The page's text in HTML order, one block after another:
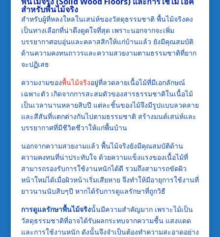
สำหรับพื้นไม้จริง
สำหรับผู้ที่หลงใหลในเสน่ห์ของวัสดุธรรมชาติ พื้นไม้จริงคง
เป็นทางเลือกที่น่าดึงดูดใจที่สุด เพราะนอกจากจะเพิ่ม
บรรยากาศอบอุ่นและคลาสสิกให้แก่บ้านแล้ว ยังมีคุณสมบัติ
ด้านความคงทนถาวรและความสวยงามตามธรรมชาติที่ยาก
จะปฏิเสธ
ความงามของพื้นไม้จริงอยู่ที่ลวดลายเนื้อไม้ที่มีเอกลักษณ์
เฉพาะตัว เกิดจากการสะสมตัวของสารธรรมชาติในเนื้อไม้
เป็นเวลานานหลายสิบปี แต่ละชิ้นของไม้จึงมีรูปแบบลวดลาย
และสีสันที่แตกต่างกันไปตามธรรมชาติ สร้างมนต์เสน่ห์และ
บรรยากาศที่มีชีวิตชีวาให้แก่พื้นบ้าน
นอกจากความสวยงามแล้ว พื้นไม้จริงยังมีคุณสมบัติด้าน
ความคงทนที่น่าประทับใจ ด้วยความแข็งแรงของเนื้อไม้ที่
สามารถรองรับการใช้งานหนักได้ดี รวมถึงสามารถขัดผิว
หน้าใหม่ได้เมื่อผิวหน้าเริ่มเสียหาย จึงทำให้มีอายุการใช้งานที่
ยาวนานนับสิบๆปี หากได้รับการดูแลรักษาที่ถูกวิธี
การดูแลรักษาพื้นไม้จริงนั้นมีความสำคัญมาก เพราะไม้เป็น
วัสดุธรรมชาติที่อาจได้รับผลกระทบจากความชื้น แสงแดด
และการใช้งานหนัก ดังนั้นจึงจำเป็นต้องทำความสะอาดอย่าง